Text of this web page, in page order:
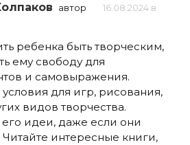
автор
16.08.2024 в
ребенка быть творческим,
ему свободу для
и самовыражения.
для игр, рисования,
видов творчества.
идеи, даже если они
интересные книги,